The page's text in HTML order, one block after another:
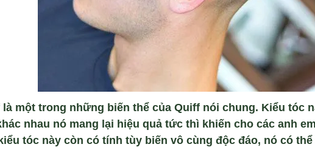
là một trong những biến thể của Quiff nói chung. Kiểu tóc
nhau nó mang lại hiệu quả tức thì khiến cho các anh
tóc này còn có tính tùy biến vô cùng độc đáo, nó có